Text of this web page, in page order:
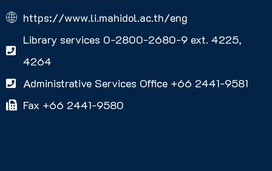
https://www.li.mahidol.ac.th/eng
Library services 0-2800-2680-9 ext. 4225,
4264
Administrative Services Office +66 2441-9581
Fax +66 2441-9580